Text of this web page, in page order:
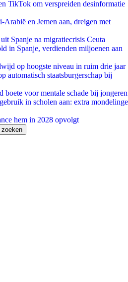
TikTok om verspreiden desinformatie
Arabië en Jemen aan, dreigen met
Spanje na migratiecrisis Ceuta
in Spanje, verdienden miljoenen aan
op hoogste niveau in ruim drie jaar
automatisch staatsburgerschap bij
voor mentale schade bij jongeren
in scholen aan: extra mondelinge
hem in 2028 opvolgt